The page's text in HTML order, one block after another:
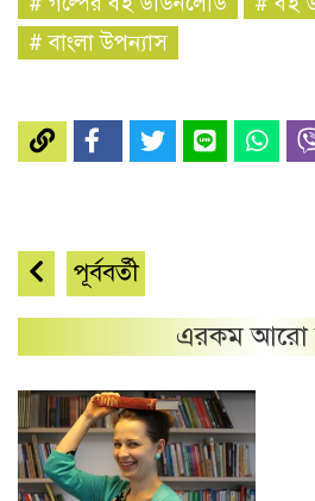
#বাংলা উপন্যাস
পূর্ববর্তী
এরকম আরো